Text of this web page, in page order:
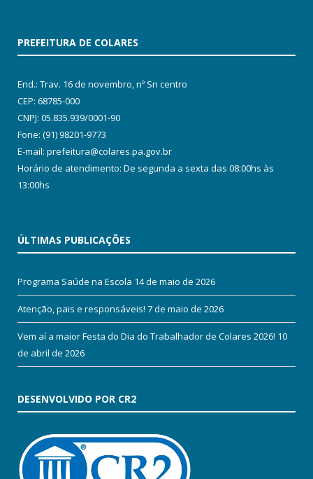
PREFEITURA DE COLARES
End.: Trav. 16 de novembro, nº Sn centro
CEP: 68785-000
CNPJ: 05.835.939/0001-90
Fone: (91) 98201-9773
E-mail: prefeitura@colares.pa.gov.br
Horário de atendimento: De segunda a sexta das 08:00hs às
13:00hs
ÚLTIMAS PUBLICAÇÕES
Programa Saúde na Escola 14 de maio de 2026
Atenção, pais e responsáveis! 7 de maio de 2026
Vem aí a maior Festa do Dia do Trabalhador de Colares 2026! 10
de abril de 2026
DESENVOLVIDO POR CR2